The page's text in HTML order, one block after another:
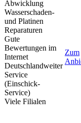
Abwicklung
Wasserschaden-
und Platinen
Reparaturen
Gute
Bewertungen im
Internet
Deutschlandweiter
Service
(Einschick-
Service)
Viele Filialen
Zum